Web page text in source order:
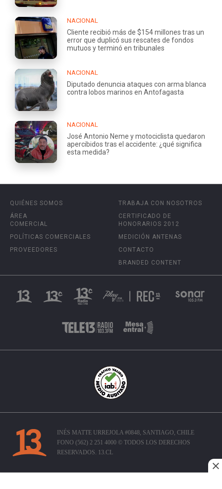
NACIONAL
Cliente recibió más de $154 millones tras un
error que duplicó sus rescates de fondos
mutuos y terminó en tribunales
NACIONAL
Diputado denuncia ataques con arma blanca
contra lobos marinos en Antofagasta
NACIONAL
José Antonio Neme y motociclista quedaron
apercibidos tras el accidente: ¿qué significa
esta medida?
QUIÉNES SOMOS
ÁREA
COMERCIAL
POLÍTICAS COMERCIALES
PROVEEDORES
TRABAJA CON NOSOTROS
CERTIFICADO DE
HONORARIOS 2012
MEDICIÓN ANTENAS
CONTACTO
BRANDED CONTENT
INÉS MATTE URREJOLA #0848, SANTIAGO, CHILE
FONO (562) 2 251 4000 © TODOS LOS DERECHOS
RESERVADOS. 13.CL